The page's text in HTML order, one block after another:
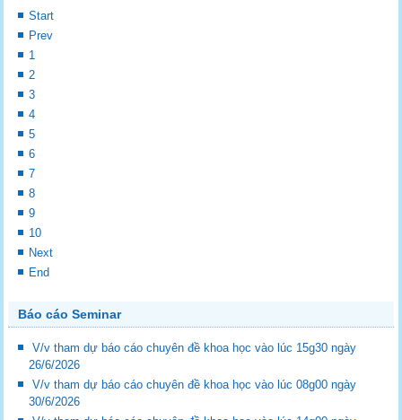
Start
Prev
1
2
3
4
5
6
7
8
9
10
Next
End
Báo cáo Seminar
V/v tham dự báo cáo chuyên đề khoa học vào lúc 15g30 ngày
26/6/2026
V/v tham dự báo cáo chuyên đề khoa học vào lúc 08g00 ngày
30/6/2026